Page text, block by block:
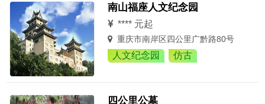
南山福座人文纪念园
**** 元起
重庆市南岸区四公里广黔路80号
人文纪念园 仿古
四公里公墓